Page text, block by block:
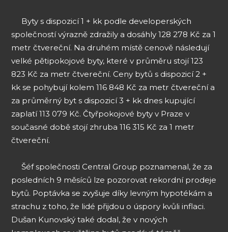
Byty s dispozicí 1 + kk podle developerských
společností výrazně zdražily a dosáhly 128 278 Kč za 1
metr čtvereční. Na druhém místě cenově následují
velké pětipokojové byty, které v průměru stojí 123
823 Kč za metr čtvereční. Ceny bytů s dispozicí 2 +
kk se pohybují kolem 116 848 Kč za metr čtvereční a
za průměrný byt s dispozicí 3 + kk dnes kupující
zaplatí 113 079 Kč. Čtyřpokojové byty v Praze v
současné době stojí zhruba 116 315 Kč za 1 metr
čtvereční.
Šéf společnosti Central Group poznamenal, že za
posledních 9 měsíců lze pozorovat rekordní prodeje
bytů. Poptávka se zvyšuje díky levným hypotékám a
strachu z toho, že lidé přijdou o úspory kvůli inflaci.
Dušan Kunovský také dodal, že v nových